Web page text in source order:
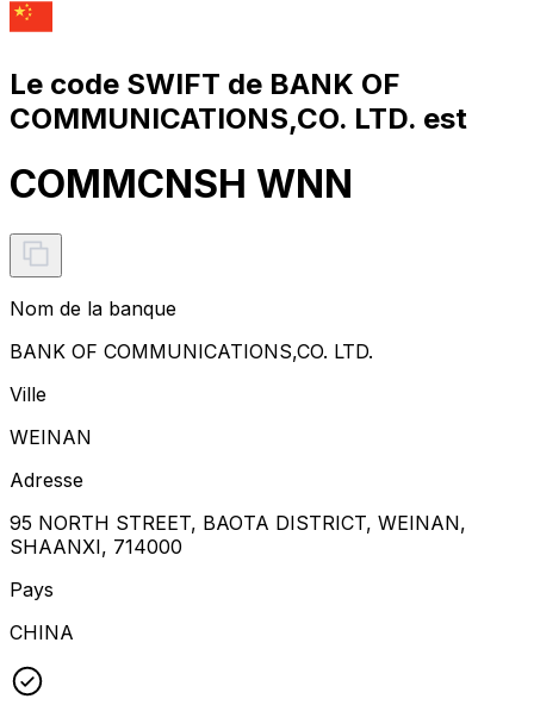
Le code SWIFT de BANK OF
COMMUNICATIONS,CO. LTD. est
COMMCNSH WNN
Nom de la banque
BANK OF COMMUNICATIONS,CO. LTD.
Ville
WEINAN
Adresse
95 NORTH STREET, BAOTA DISTRICT, WEINAN,
SHAANXI, 714000
Pays
CHINA